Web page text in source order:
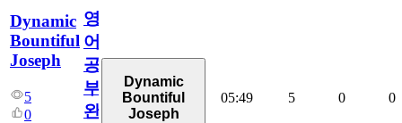
Dynamic
Bountiful
Joseph
5
0
영
어
공
부
완
Dynamic
Bountiful
Joseph
05:49 5 0 0